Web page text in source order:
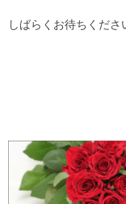
プリザーブド
多肉植物
ホームページ &
しばらくお待ちくださ